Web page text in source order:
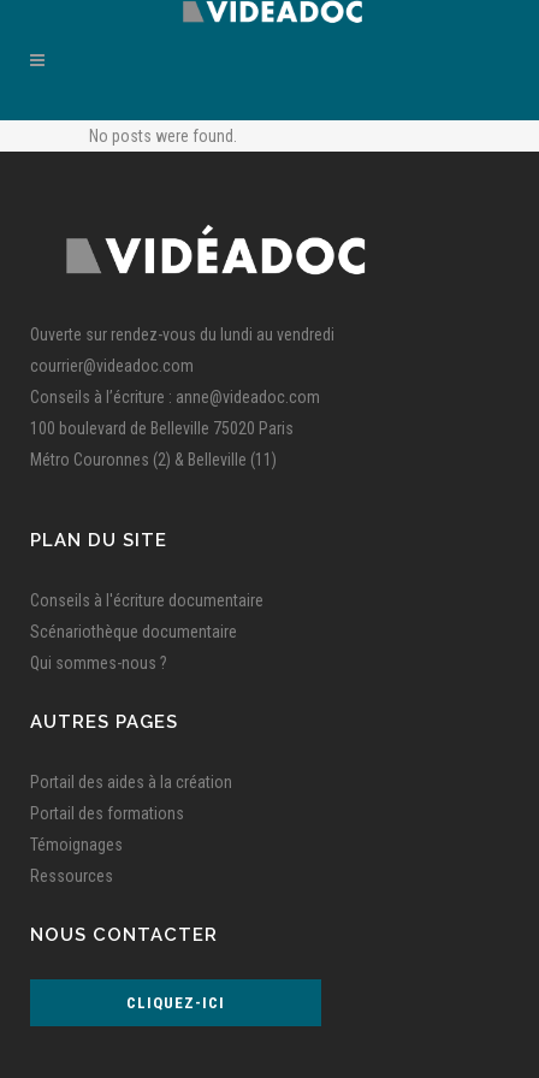
No posts were found.
Ouverte sur rendez-vous du lundi au vendredi
courrier@videadoc.com
Conseils à l’écriture : anne@videadoc.com
100 boulevard de Belleville 75020 Paris
Métro Couronnes (2) & Belleville (11)
PLAN DU SITE
Conseils à l'écriture documentaire
Scénariothèque documentaire
Qui sommes-nous ?
AUTRES PAGES
Portail des aides à la création
Portail des formations
Témoignages
Ressources
NOUS CONTACTER
CLIQUEZ-ICI